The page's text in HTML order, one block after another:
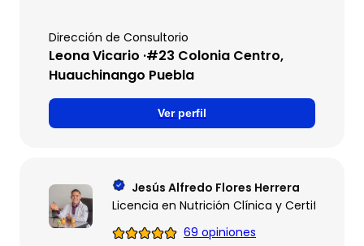
Dirección de Consultorio
Leona Vicario ·#23 Colonia Centro,
Huauchinango Puebla
Ver perfil
Jesús Alfredo Flores Herrera
Licencia en Nutrición Clínica y Certificado
69 opiniones